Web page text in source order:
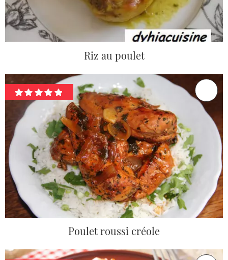
Riz au poulet
Poulet roussi créole